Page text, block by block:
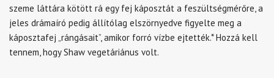
szeme láttára kötött rá egy fej káposztát a feszültségmérőre, a
jeles drámaíró pedig állítólag elszörnyedve figyelte meg a
káposztafej „rángásait”, amikor forró vízbe ejtették.* Hozzá kell
tennem, hogy Shaw vegetáriánus volt.